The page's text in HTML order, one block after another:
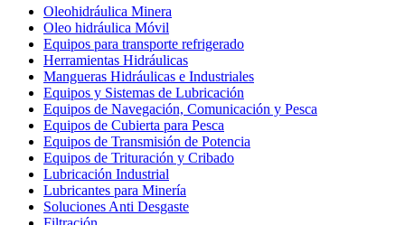
Oleohidráulica Minera
Oleo hidráulica Móvil
Equipos para transporte refrigerado
Herramientas Hidráulicas
Mangueras Hidráulicas e Industriales
Equipos y Sistemas de Lubricación
Equipos de Navegación, Comunicación y Pesca
Equipos de Cubierta para Pesca
Equipos de Transmisión de Potencia
Equipos de Trituración y Cribado
Lubricación Industrial
Lubricantes para Minería
Soluciones Anti Desgaste